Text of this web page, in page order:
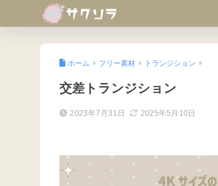
ホーム フリー素材 トランジション
交差トランジション
2023年7月31日 2025年5月10日